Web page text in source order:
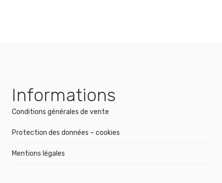
Informations
Conditions générales de vente
Protection des données – cookies
Mentions légales